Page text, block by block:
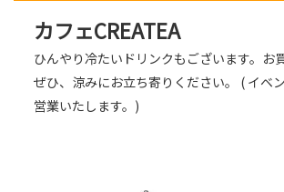
カフェCREATEA
ひんやり冷たいドリンクもございます。お
ぜひ、涼みにお立ち寄りください。 ( イベ
営業いたします。)